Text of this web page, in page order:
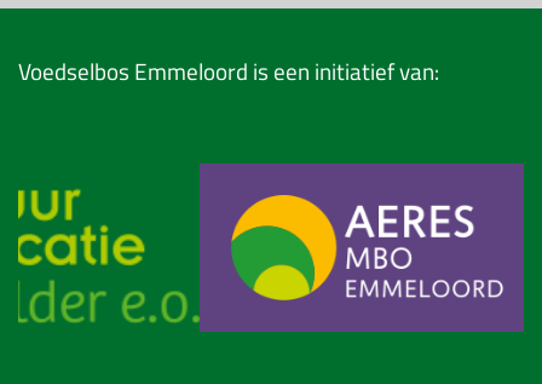
Voedselbos Emmeloord is een initiatief van: